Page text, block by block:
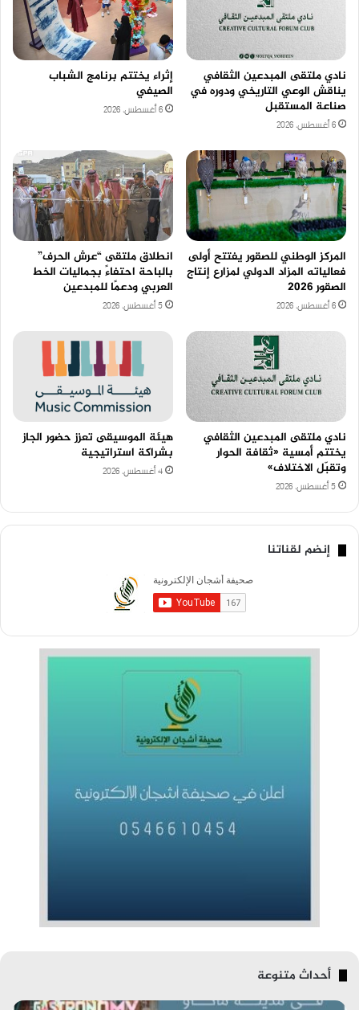
نادي ملتقى المبدعين الثقافي
يناقش الوعي التاريخي ودوره في
صناعة المستقبل
6 أغسطس، 2026
إثراء يختتم برنامج الشباب
الصيفي
6 أغسطس، 2026
المركز الوطني للصقور يفتتح أولى
فعالياته المزاد الدولي لمزارع إنتاج
الصقور 2026
6 أغسطس، 2026
انطلاق ملتقى “عرش الحرف”
بالباحة احتفاءً بجماليات الخط
العربي ودعمًا للمبدعين
5 أغسطس، 2026
نادي ملتقى المبدعين الثقافي
يختتم أمسية «ثقافة الحوار
وتقبّل الاختلاف»
5 أغسطس، 2026
هيئة الموسيقى تعزز حضور الجاز
بشراكة استراتيجية
4 أغسطس، 2026
إنضم لقناتنا
أحداث متنوعة